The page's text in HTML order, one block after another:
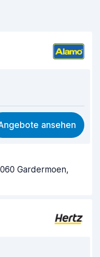
8,4
9,2
9,1
ansehen
Gardermoen,